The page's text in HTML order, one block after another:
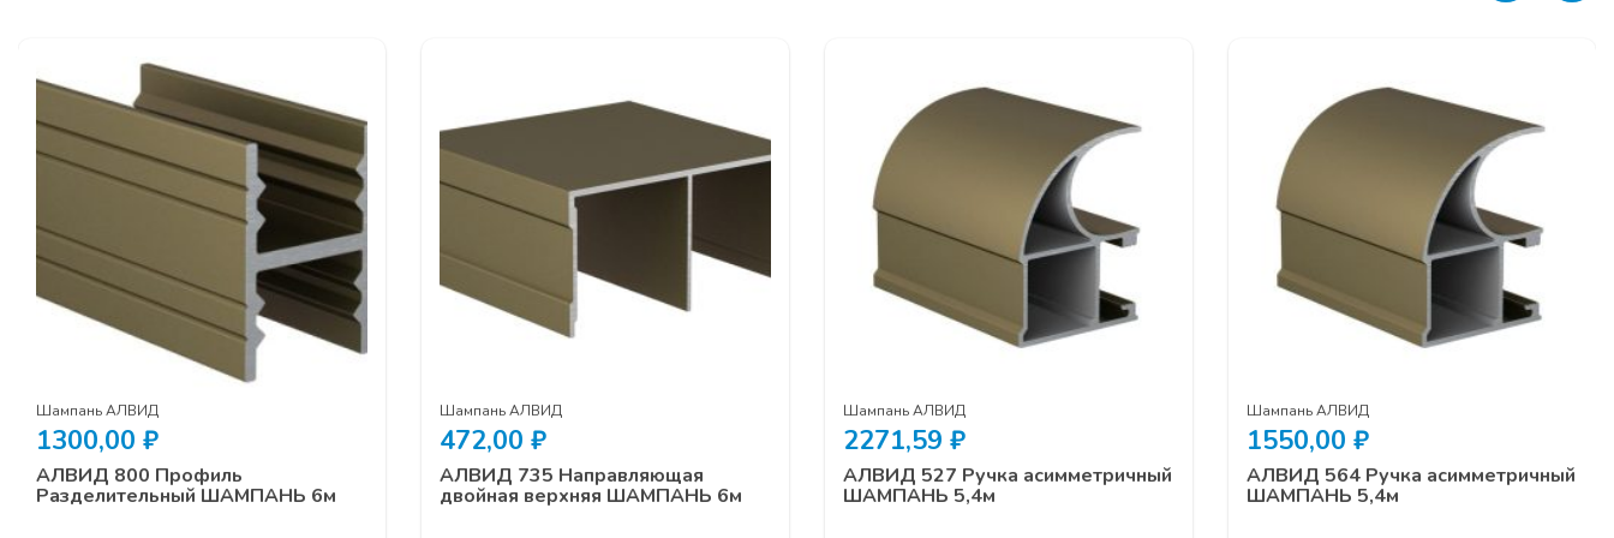
Шампань АЛВИД
1300,00 ₽
АЛВИД 800 Профиль
Разделительный ШАМПАНЬ 6м
Шампань АЛВИД
472,00 ₽
АЛВИД 735 Направляющая
двойная верхняя ШАМПАНЬ 6м
Шампань АЛВИД
2271,59 ₽
АЛВИД 527 Ручка асимметричный
ШАМПАНЬ 5,4м
Шампань АЛВИД
1550,00 ₽
АЛВИД 564 Ручка асимметричный
ШАМПАНЬ 5,4м